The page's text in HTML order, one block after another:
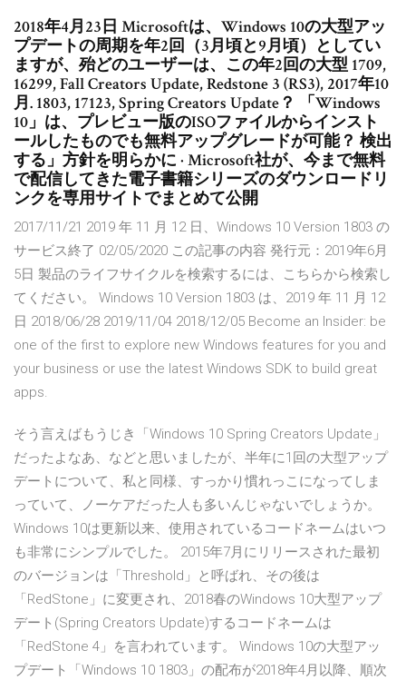
2018年4月23日 Microsoftは、Windows 10の大型アッ
プデートの周期を年2回（3月頃と9月頃）としてい
ますが、殆どのユーザーは、この年2回の大型 1709,
16299, Fall Creators Update, Redstone 3 (RS3), 2017年10
月. 1803, 17123, Spring Creators Update？ 「Windows
10」は、プレビュー版のISOファイルからインスト
ールしたものでも無料アップグレードが可能？ 検出
する」方針を明らかに · Microsoft社が、今まで無料
で配信してきた電子書籍シリーズのダウンロードリ
ンクを専用サイトでまとめて公開
2017/11/21 2019 年 11 月 12 日、Windows 10 Version 1803 の
サービス終了 02/05/2020 この記事の内容 発行元：2019年6月
5日 製品のライフサイクルを検索するには、こちらから検索し
てください。 Windows 10 Version 1803 は、2019 年 11 月 12
日 2018/06/28 2019/11/04 2018/12/05 Become an Insider: be
one of the first to explore new Windows features for you and
your business or use the latest Windows SDK to build great
apps.
そう言えばもうじき「Windows 10 Spring Creators Update」
だったよなあ、などと思いましたが、半年に1回の大型アップ
デートについて、私と同様、すっかり慣れっこになってしま
っていて、ノーケアだった人も多いんじゃないでしょうか。
Windows 10は更新以来、使用されているコードネームはいつ
も非常にシンプルでした。 2015年7月にリリースされた最初
のバージョンは「Threshold」と呼ばれ、その後は
「RedStone」に変更され、2018春のWindows 10大型アップ
デート(Spring Creators Update)するコードネームは
「RedStone 4」を言われています。 Windows 10の大型アッ
プデート「Windows 10 1803」の配布が2018年4月以降、順次